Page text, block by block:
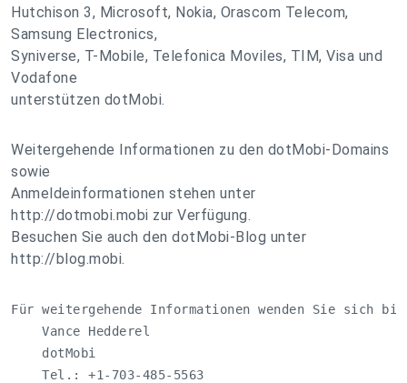
Hutchison 3, Microsoft, Nokia, Orascom Telecom,
Samsung Electronics,
Syniverse, T-Mobile, Telefonica Moviles, TIM, Visa und
Vodafone
unterstützen dotMobi.
Weitergehende Informationen zu den dotMobi-Domains
sowie
Anmeldeinformationen stehen unter
http://dotmobi.mobi zur Verfügung.
Besuchen Sie auch den dotMobi-Blog unter
http://blog.mobi.
Für weitergehende Informationen wenden Sie sich
    Vance Hedderel
    dotMobi
    Tel.: +1-703-485-5563